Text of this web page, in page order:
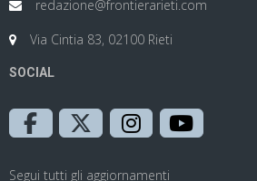
redazione@frontierarieti.com
Via Cintia 83, 02100 Rieti
SOCIAL
Segui tutti gli aggiornamenti